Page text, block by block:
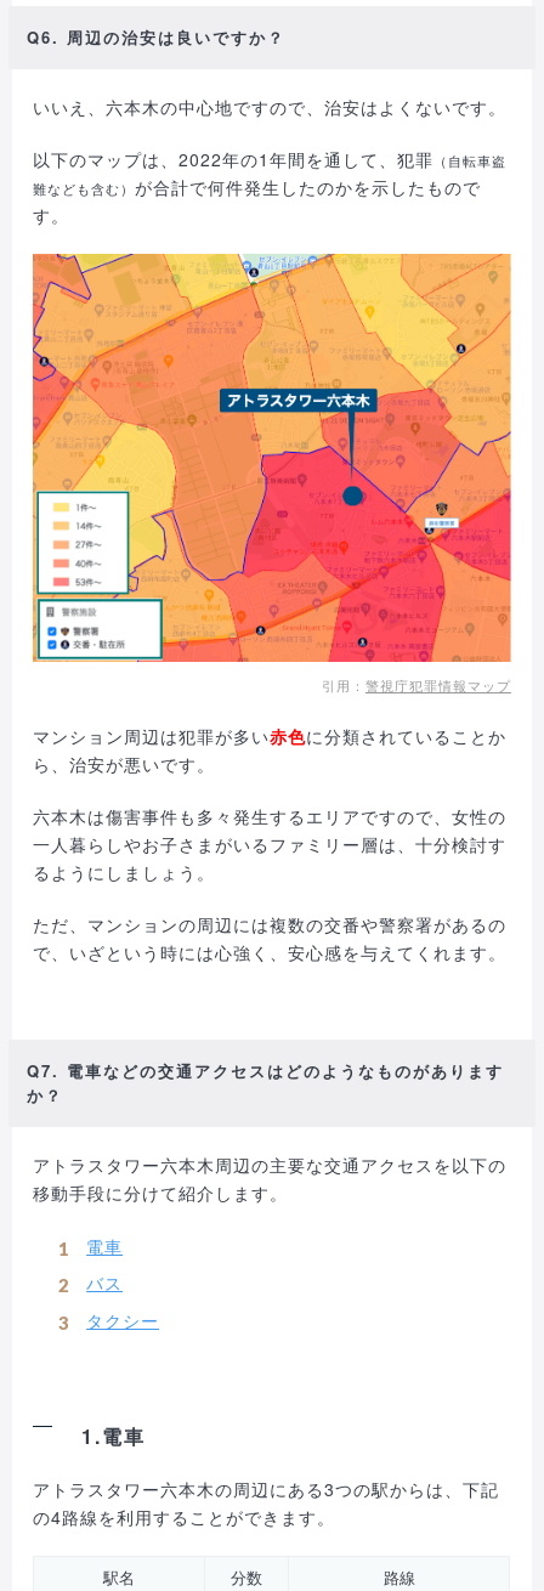
Q6. 周辺の治安は良いですか？
いいえ、六本木の中心地ですので、治安はよくないです。
以下のマップは、2022年の1年間を通して、犯罪 （自転車盗
難なども含む）が合計で何件発生したのかを示したもので
す。
引用： 警視庁犯罪情報マップ
マンション周辺は犯罪が多い赤色に分類されていることか
ら、治安が悪いです。
六本木は傷害事件も多々発生するエリアですので、女性の
一人暮らしやお子さまがいるファミリー層は、十分検討す
るようにしましょう。
ただ、マンションの周辺には複数の交番や警察署があるの
で、いざという時には心強く、安心感を与えてくれます。
Q7. 電車などの交通アクセスはどのようなものがあります
か？
アトラスタワー六本木周辺の主要な交通アクセスを以下の
移動手段に分けて紹介します。
電車
バス
タクシー
1.電車
アトラスタワー六本木の周辺にある3つの駅からは、下記
の4路線を利用することができます。
駅名 分数
路線